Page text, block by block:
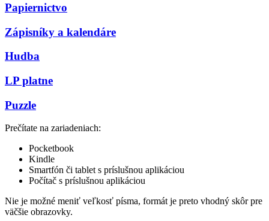
Papiernictvo
Zápisníky a kalendáre
Hudba
LP platne
Puzzle
Prečítate na zariadeniach:
Pocketbook
Kindle
Smartfón či tablet s príslušnou aplikáciou
Počítač s príslušnou aplikáciou
Nie je možné meniť veľkosť písma, formát je preto vhodný skôr pre
väčšie obrazovky.